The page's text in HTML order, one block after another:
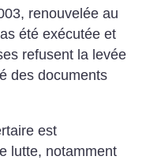
renouvelée au
été exécutée et
refusent la levée
des documents
est
lutte, notamment